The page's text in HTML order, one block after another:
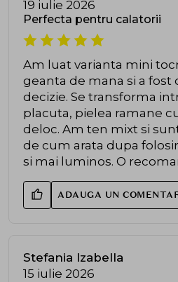
19 iulie 2026
Perfecta pentru calatorii
Am luat varianta mini
geanta de mana si a fost
decizie. Se transforma
placuta, pielea ramane
deloc. Am ten mixt si
de cum arata dupa
si mai luminos. O
ADAUGA UN
Stefania Izabella
15 iulie 2026